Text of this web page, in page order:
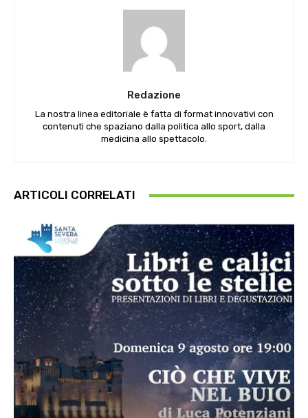
Redazione
La nostra linea editoriale è fatta di format innovativi con
contenuti che spaziano dalla politica allo sport, dalla
medicina allo spettacolo.
ARTICOLI CORRELATI